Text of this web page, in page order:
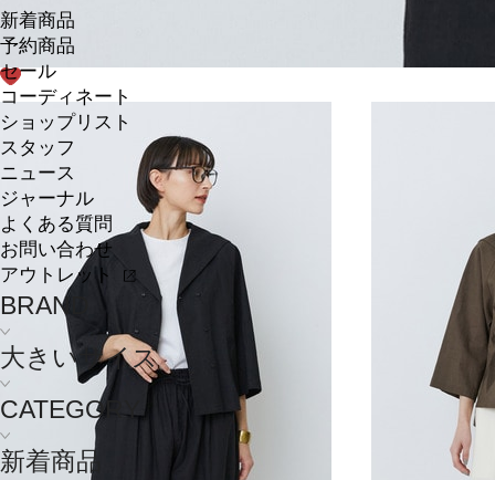
新着商品
予約商品
セール
コーディネート
ショップリスト
スタッフ
ニュース
ジャーナル
よくある質問
お問い合わせ
アウトレット
BRAND
大きいサイズ
CATEGORY
新着商品